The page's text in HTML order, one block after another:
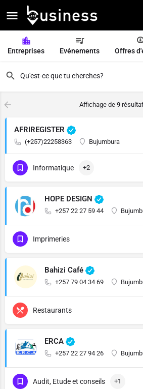
Entreprises Evénements Offres
Affichage de 9
AFRIREGISTER
(+257)22258363 Bujumbura
Informatique +2
HOPE DESIGN
+257 22 27 59 44
Imprimeries
Bahizi Café
+257 79 04 34 69
Restaurants
ERCA
+257 22 27 94 26
Audit, Etude et conseils +1